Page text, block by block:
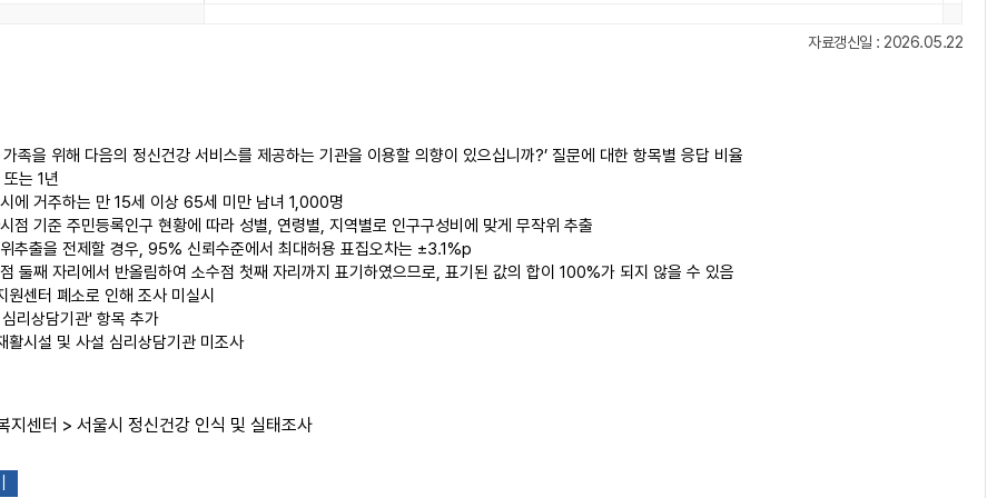
자료갱신일 : 2026.05.22
족을 위해 다음의 정신건강 서비스를 제공하는 기관을 이용할 의향이 있으십니까?’ 질문에 대한 항목별 응답 비율
는 1년
에 거주하는 만 15세 이상 65세 미만 남녀 1,000명
점 기준 주민등록인구 현황에 따라 성별, 연령별, 지역별로 인구구성비에 맞게 무작위 추출
추출을 전제할 경우, 95% 신뢰수준에서 최대허용 표집오차는 ±3.1%p
둘째 자리에서 반올림하여 소수점 첫째 자리까지 표기하였으므로, 표기된 값의 합이 100%가 되지 않을 수 있음
센터 폐소로 인해 조사 미실시
리상담기관' 항목 추가
시설 및 사설 심리상담기관 미조사
지센터 > 서울시 정신건강 인식 및 실태조사